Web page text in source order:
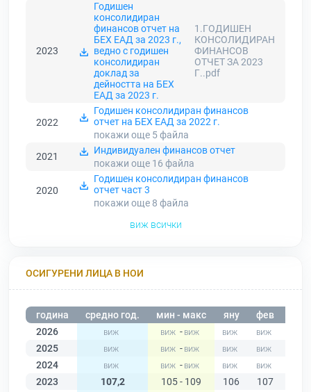
2023
Годишен
консолидиран
финансов отчет на
БЕХ ЕАД за 2023 г.,
ведно с годишен
консолидиран
доклад за
дейността на БЕХ
ЕАД за 2023 г.
1.ГОДИШЕН
КОНСОЛИДИРАН
ФИНАНСОВ
ОТЧЕТ ЗА 2023
Г..pdf
2022
Годишен консолидиран финансов
отчет на БЕХ ЕАД за 2022 г.
покажи още 5файла
2021
Индивидуален финансов отчет
покажи още 16 файла
2020
Годишен консолидиран финансов
отчет част 3
покажи още 8 файла
виж всички
ОСИГУРЕНИ ЛИЦА В НОИ
година средно год. мин - макс яну фев
2026
-
2025
-
2024
-
2023
107,2 105 - 109 106 107